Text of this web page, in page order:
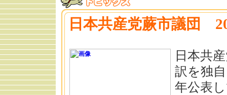
日本共産党蕨市議団
日本共
訳を独
年公表